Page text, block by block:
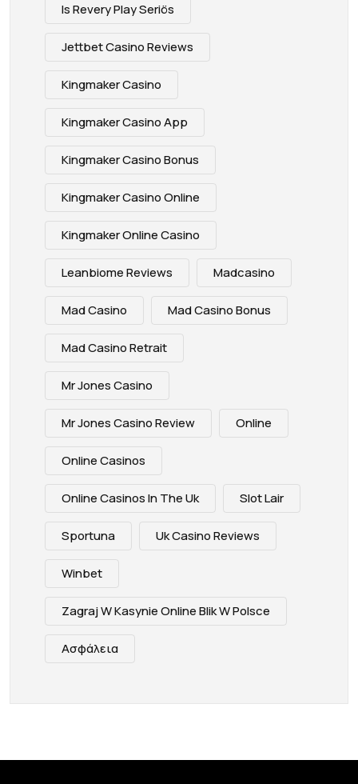
Is Revery Play Seriös
Jettbet Casino Reviews
Kingmaker Casino
Kingmaker Casino App
Kingmaker Casino Bonus
Kingmaker Casino Online
Kingmaker Online Casino
Leanbiome Reviews Madcasino
Mad Casino Mad Casino Bonus
Mad Casino Retrait
Mr Jones Casino
Mr Jones Casino Review Online
Online Casinos
Online Casinos In The Uk Slot Lair
Sportuna Uk Casino Reviews
Winbet
Zagraj W Kasynie Online Blik W Polsce
Ασφάλεια